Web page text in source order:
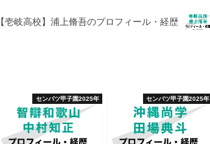
【壱岐高校】浦上脩吾のプロフィール・経歴
センバツ甲子園2025年 センバツ甲子園2025年